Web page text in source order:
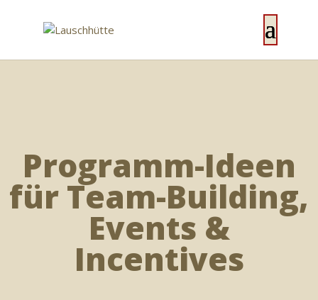
Programm-Ideen
für Team-Building,
Events &
Incentives